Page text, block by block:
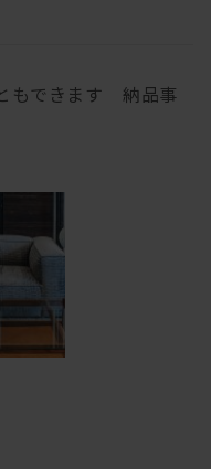
もできます 納品事